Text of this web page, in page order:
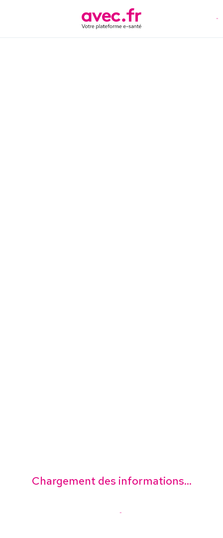
Chargement des informations...